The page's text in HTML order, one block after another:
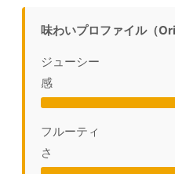
味わいプロファイル（
ジューシー
感
フルーティ
さ